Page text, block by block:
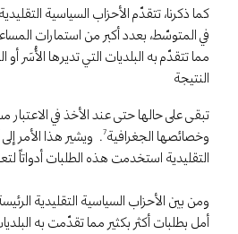
كما ذكرنا، تتقدّم الأحزاب السياسية
في المتوسّط، بعدد أكبر من استمارات
مما تتقدّم به البلديات التي تديرها الأُسَر
النتيجة
تبقى على حالها حتى عند الأخذ في الاعتبار
وخصائصها الجغرافية7. ويشير هذا الأمر
التقليدية استخدمت هذه الطلبات أدواتاً
ومن بين الأحزاب السياسية التقليدية
أمل بطلبات أكثر بكثير مما تقدّمت به